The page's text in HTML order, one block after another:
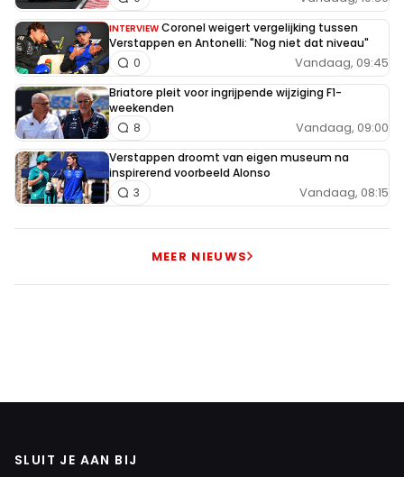
INTERVIEW Coronel weigert vergelijking tussen
Verstappen en Antonelli: "Nog niet dat niveau"
Vandaag, 09:45
0
Briatore pleit voor ingrijpende wijziging F1-
weekenden
Vandaag, 09:00
8
Verstappen droomt van eigen museum na
inspirerend voorbeeld Alonso
Vandaag, 08:15
3
MEER NIEUWS
SLUIT JE AAN BIJ